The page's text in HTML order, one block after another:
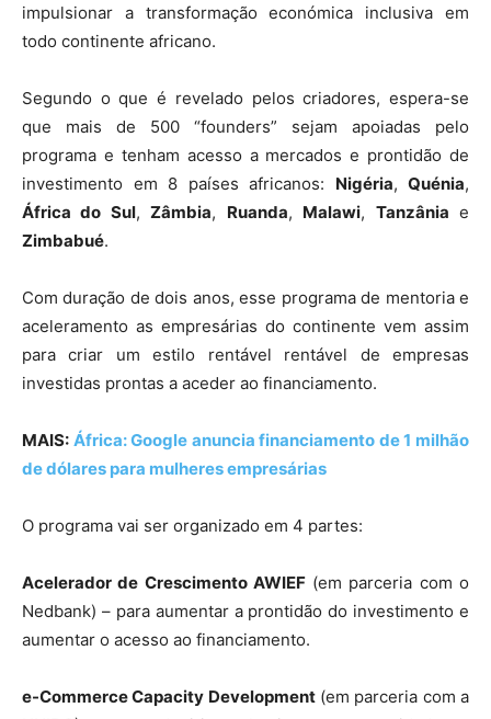
impulsionar a transformação económica inclusiva em
todo continente africano.
Segundo o que é revelado pelos criadores, espera-se
que mais de 500 “founders” sejam apoiadas pelo
programa e tenham acesso a mercados e prontidão de
investimento em 8 países africanos: Nigéria, Quénia,
África do Sul,Zâmbia, Ruanda, Malawi, Tanzânia e
Zimbabué.
Com duração de dois anos, esse programa de mentoria e
aceleramento as empresárias do continente vem assim
para criar um estilo rentável rentável de empresas
investidas prontas a aceder ao financiamento.
MAIS: África: Google anuncia financiamento de 1 milhão
de dólares para mulheres empresárias
O programa vai ser organizado em 4 partes:
Acelerador de Crescimento AWIEF(em parceria com o
Nedbank) – para aumentar a prontidão do investimento e
aumentar o acesso ao financiamento.
e-Commerce Capacity Development(em parceria com a